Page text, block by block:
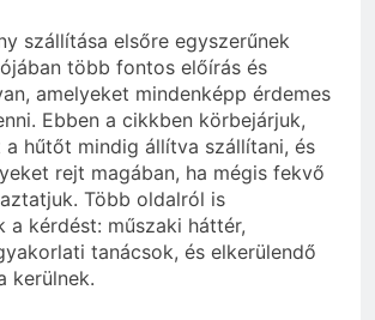
szállítása elsőre egyszerűnek
több fontos előírás és
amelyeket mindenképp érdemes
Ebben a cikkben körbejárjuk,
hűtőt mindig állítva szállítani, és
rejt magában, ha mégis fekvő
Több oldalról is
a kérdést: műszaki háttér,
tanácsok, és elkerülendő
kerülnek.